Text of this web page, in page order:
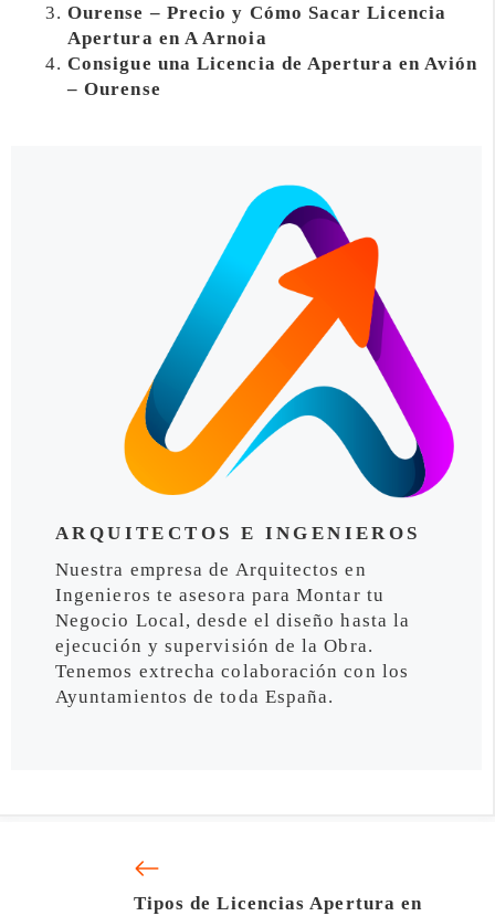
Ourense – Precio y Cómo Sacar Licencia
Apertura en A Arnoia
Consigue una Licencia de Apertura en Avión
– Ourense
ARQUITECTOS E INGENIEROS
Nuestra empresa de Arquitectos en
Ingenieros te asesora para Montar tu
Negocio Local, desde el diseño hasta la
ejecución y supervisión de la Obra.
Tenemos extrecha colaboración con los
Ayuntamientos de toda España.
Tipos de Licencias Apertura en